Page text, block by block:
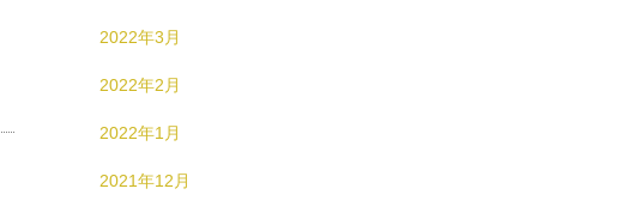
2022年3月
2022年2月
2022年1月
2021年12月